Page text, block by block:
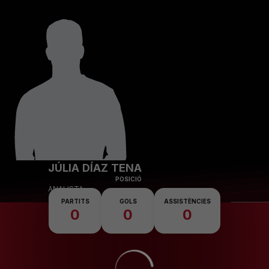
JÚLIA DÍAZ TENA
POSICIÓ
ANALISTA
PARTITS
0
GOLS
0
ASSISTÈNCIES
0